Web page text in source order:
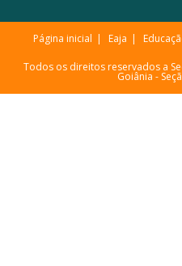
Página inicial Eaja
Todos os direitos reservados a
Goiânia -